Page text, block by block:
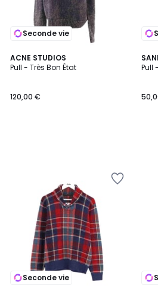
Seconde vie
ACNE STUDIOS
Pull - Très Bon État
120,00 €
Pull
Seconde vie